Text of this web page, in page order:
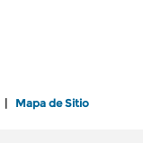
Mapa de Sitio